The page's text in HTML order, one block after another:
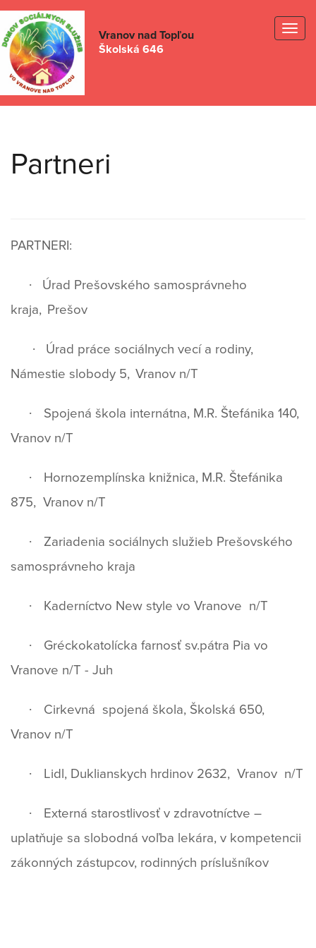
Vranov nad Topľou
Školská 646
Partneri
PARTNERI:
·
Úrad Prešovského samosprávneho
kraja, Prešov
·
Úrad práce sociálnych vecí a rodiny,
Námestie slobody 5, Vranov n/T
·
Spojená škola internátna, M.R. Štefánika 140,
Vranov n/T
·
Hornozemplínska knižnica, M.R. Štefánika
875, Vranov n/T
·
Zariadenia sociálnych služieb Prešovského
samosprávneho kraja
· Kaderníctvo New style vo Vranove n/T
·
Gréckokatolícka farnosť sv.pátra Pia vo
Vranove n/T - Juh
· Cirkevná spojená škola, Školská 650,
Vranov n/T
· Lidl, Duklianskych hrdinov 2632, Vranov n/T
·
Externá starostlivosť v zdravotníctve –
uplatňuje sa slobodná voľba lekára, v kompetencii
zákonných zástupcov, rodinných príslušníkov